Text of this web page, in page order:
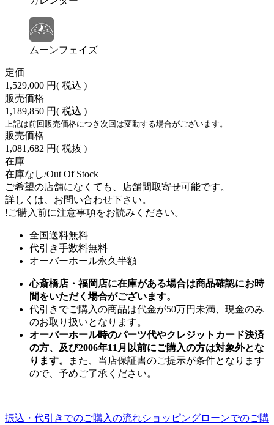
ムーンフェイズ
定価
1,529,000 円( 税込 )
販売価格
1,189,850 円( 税込 )
上記は前回販売価格につき次回は変動する場合がございます。
販売価格
1,081,682 円( 税抜 )
在庫
在庫なし/Out Of Stock
ご希望の店舗になくても、店舗間取寄せ可能です。
詳しくは、お問い合わせ下さい。
!ご購入前に注意事項をお読みください。
全国送料無料
代引き手数料無料
オーバーホール永久半額
心斎橋店・福岡店に在庫がある場合は商品確認にお時
間をいただく場合がございます。
代引きでご購入の商品は代金が50万円未満、現金のみ
のお取り扱いとなります。
オーバーホール時のパーツ代やクレジットカード決済
の方、及び2006年11月以前にご購入の方は対象外とな
ります。
また、当店保証書のご提示が条件となります
ので、予めご了承ください。
振込・代引きでのご購入の流れショッピングローンでのご購